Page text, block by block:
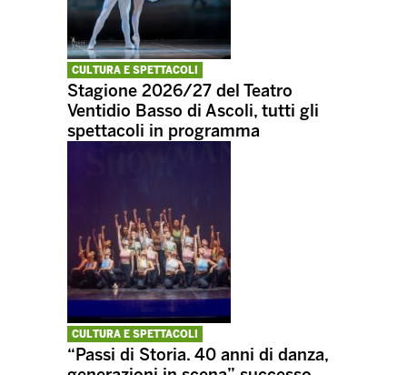
CULTURA E SPETTACOLI
Stagione 2026/27 del Teatro
Ventidio Basso di Ascoli, tutti gli
spettacoli in programma
CULTURA E SPETTACOLI
“Passi di Storia. 40 anni di danza,